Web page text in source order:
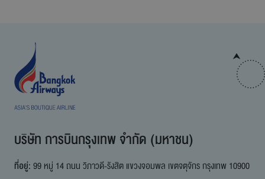
บริษัท การบินกรุงเทพ จำกัด (มหาชน)
ที่อยู่:99 หมู่ 14 ถนน วิภาวดี-รังสิต แขวงจอมพล เขตจตุจักร กรุงเทพ 10900